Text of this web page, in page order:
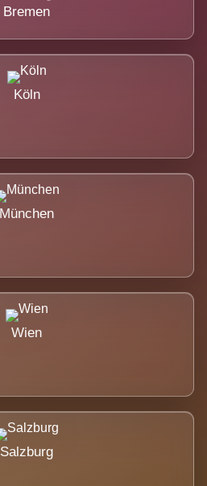
Bremen
Köln
München
Wien
Salzburg